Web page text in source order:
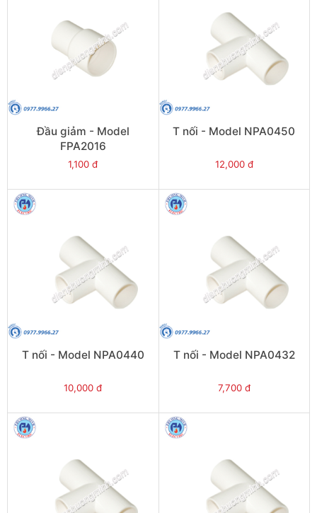
Đầu giảm - Model
FPA2016
1,100 đ
T nối - Model NPA0450
12,000 đ
T nối - Model NPA0440
10,000 đ
T nối - Model NPA0432
7,700 đ